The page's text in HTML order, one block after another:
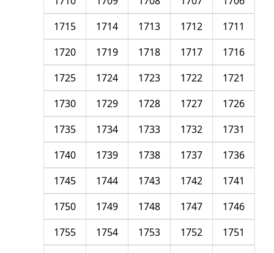
1711
1712
1713
1714
1715
1716
1717
1718
1719
1720
1721
1722
1723
1724
1725
1726
1727
1728
1729
1730
1731
1732
1733
1734
1735
1736
1737
1738
1739
1740
1741
1742
1743
1744
1745
1746
1747
1748
1749
1750
1751
1752
1753
1754
1755